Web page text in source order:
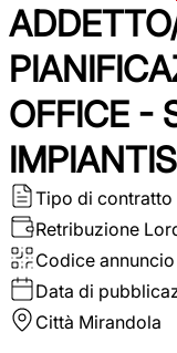
OFFICE -
Tipo di contratto
Retribuzione
Codice annuncio
Data di
Città Mirandola